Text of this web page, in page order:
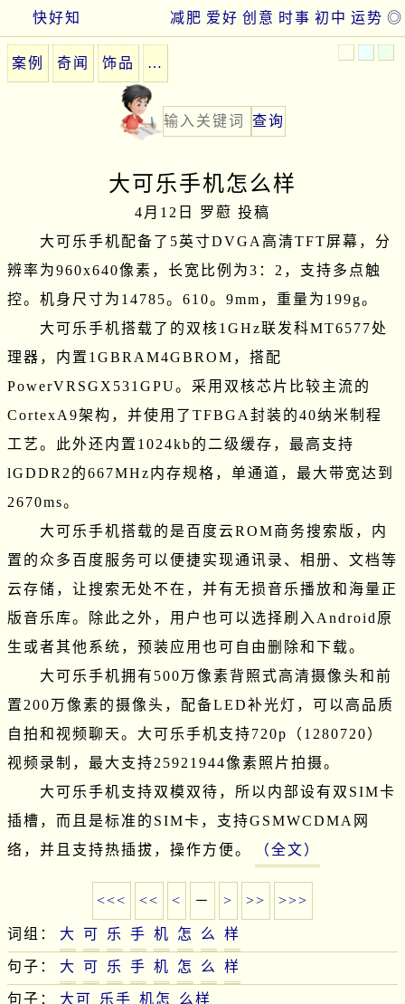
快好知 ◎
运势
初中
时事
创意
爱好
减肥
案例 奇闻 饰品 …
大可乐手机怎么样
4月12日 罗藯 投稿
大可乐手机配备了5英寸DVGA高清TFT屏幕，分
辨率为960x640像素，长宽比例为3：2，支持多点触
控。机身尺寸为14785。610。9mm，重量为199g。
大可乐手机搭载了的双核1GHz联发科MT6577处
理器，内置1GBRAM4GBROM，搭配
PowerVRSGX531GPU。采用双核芯片比较主流的
CortexA9架构，并使用了TFBGA封装的40纳米制程
工艺。此外还内置1024kb的二级缓存，最高支持
lGDDR2的667MHz内存规格，单通道，最大带宽达到
2670ms。
大可乐手机搭载的是百度云ROM商务搜索版，内
置的众多百度服务可以便捷实现通讯录、相册、文档等
云存储，让搜索无处不在，并有无损音乐播放和海量正
版音乐库。除此之外，用户也可以选择刷入Android原
生或者其他系统，预装应用也可自由删除和下载。
大可乐手机拥有500万像素背照式高清摄像头和前
置200万像素的摄像头，配备LED补光灯，可以高品质
自拍和视频聊天。大可乐手机支持720p（1280720）
视频录制，最大支持25921944像素照片拍摄。
大可乐手机支持双模双待，所以内部设有双SIM卡
插槽，而且是标准的SIM卡，支持GSMWCDMA网
络，并且支持热插拔，操作方便。
（全文）
<<< << < － > >> >>>
词组： 大 可 乐 手 机 怎 么 样
句子： 大 可 乐 手 机 怎 么 样
句子： 大可 乐手 机怎 么样